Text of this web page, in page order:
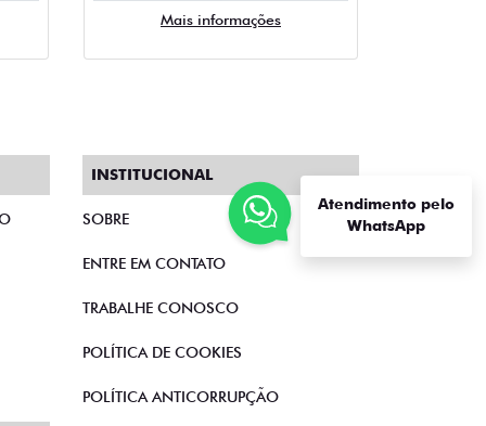
Mais informações
Atendimento pelo
WhatsApp
INSTITUCIONAL
SOBRE
ENTRE EM CONTATO
TRABALHE CONOSCO
POLÍTICA DE COOKIES
POLÍTICA ANTICORRUPÇÃO